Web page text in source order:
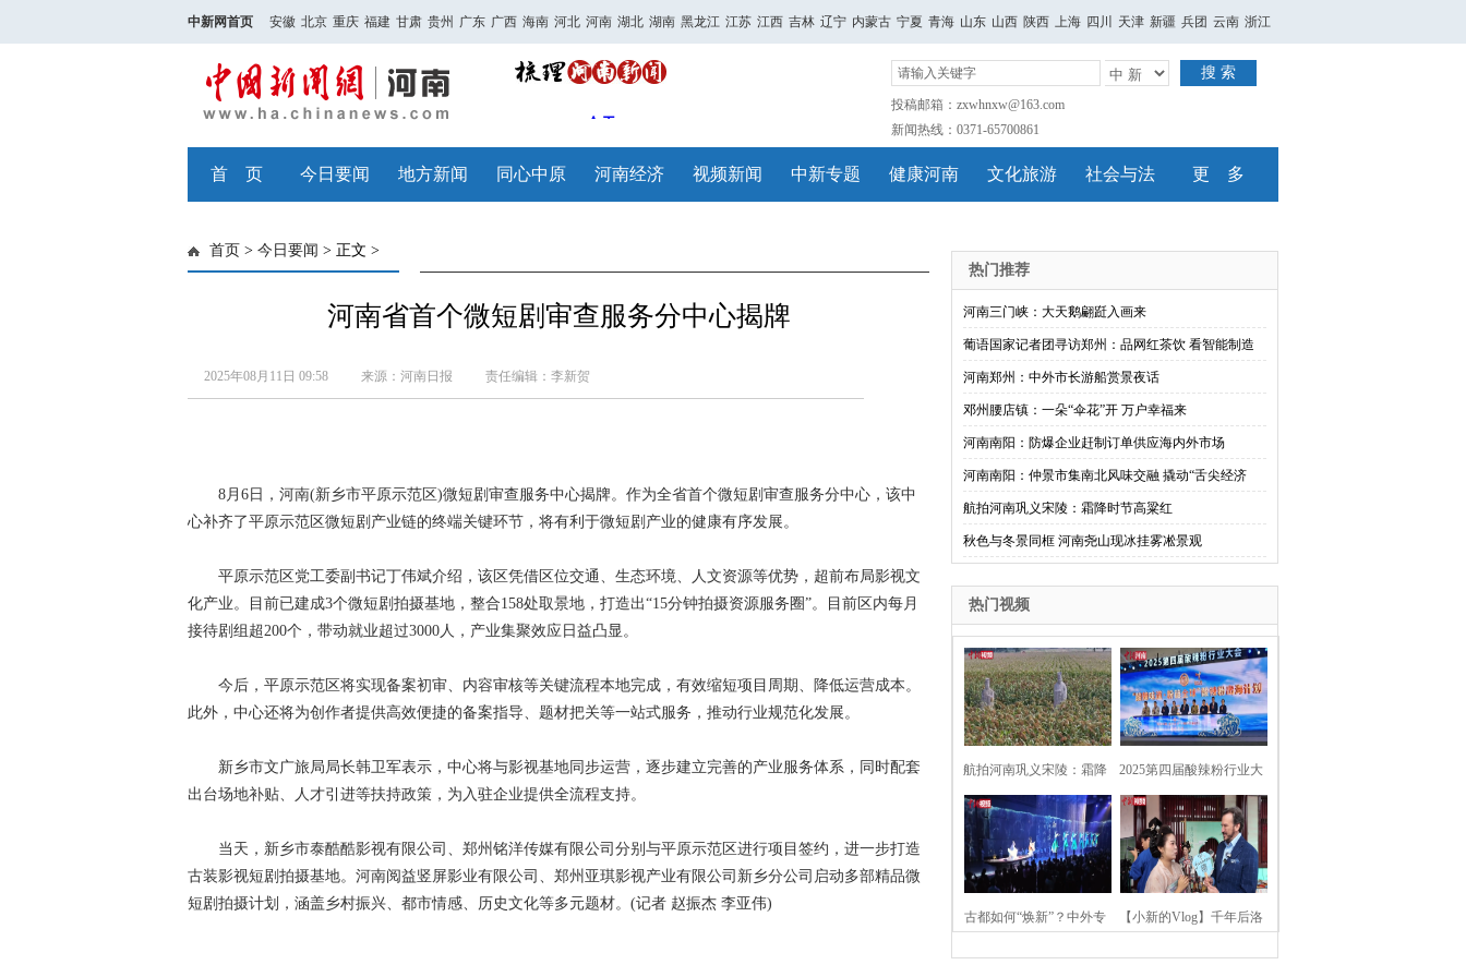
中新网首页 安徽 北京 重庆 福建 甘肃 贵州 广东 广西 海南 河北 河南 湖北 湖南 黑龙江 江苏 江西 吉林 辽宁 内蒙古 宁夏 青海 山东 山西 陕西 上海 四川 天津 新疆 兵团 云南 浙江
搜 索
投稿邮箱：zxwhnxw@163.com
新闻热线：0371-65700861
首 页 今日要闻 地方新闻 同心中原 河南经济 视频新闻 中新专题 健康河南 文化旅游 社会与法 更 多
首页 > 今日要闻 > 正文 >
河南省首个微短剧审查服务分中心揭牌
2025年08月11日 09:58 来源：河南日报 责任编辑：李新贺
8月6日，河南(新乡市平原示范区)微短剧审查服务中心揭牌。作为全省首个微短剧审查服务分中心，该中
心补齐了平原示范区微短剧产业链的终端关键环节，将有利于微短剧产业的健康有序发展。
平原示范区党工委副书记丁伟斌介绍，该区凭借区位交通、生态环境、人文资源等优势，超前布局影视文
化产业。目前已建成3个微短剧拍摄基地，整合158处取景地，打造出“15分钟拍摄资源服务圈”。目前区内每月
接待剧组超200个，带动就业超过3000人，产业集聚效应日益凸显。
今后，平原示范区将实现备案初审、内容审核等关键流程本地完成，有效缩短项目周期、降低运营成本。
此外，中心还将为创作者提供高效便捷的备案指导、题材把关等一站式服务，推动行业规范化发展。
新乡市文广旅局局长韩卫军表示，中心将与影视基地同步运营，逐步建立完善的产业服务体系，同时配套
出台场地补贴、人才引进等扶持政策，为入驻企业提供全流程支持。
当天，新乡市泰酷酷影视有限公司、郑州铭洋传媒有限公司分别与平原示范区进行项目签约，进一步打造
古装影视短剧拍摄基地。河南阅益竖屏影业有限公司、郑州亚琪影视产业有限公司新乡分公司启动多部精品微
短剧拍摄计划，涵盖乡村振兴、都市情感、历史文化等多元题材。(记者 赵振杰 李亚伟)
热门推荐
河南三门峡：大天鹅翩跹入画来
葡语国家记者团寻访郑州：品网红茶饮 看智能制造
河南郑州：中外市长游船赏景夜话
邓州腰店镇：一朵“伞花”开 万户幸福来
河南南阳：防爆企业赶制订单供应海内外市场
河南南阳：仲景市集南北风味交融 撬动“舌尖经济
航拍河南巩义宋陵：霜降时节高粱红
秋色与冬景同框 河南尧山现冰挂雾凇景观
热门视频
航拍河南巩义宋陵：霜降
时节高粱红
2025第四届酸辣粉行业大
会在河南开封举行
古都如何“焕新”？中外专 【小新的Vlog】千年后洛